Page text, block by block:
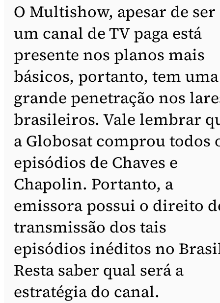
O Multishow, apesar de ser
um canal de TV paga está
presente nos planos mais
básicos, portanto, tem uma
grande penetração nos
brasileiros. Vale lembrar
a Globosat comprou todos
episódios de Chaves e
Chapolin. Portanto, a
emissora possui o direito
transmissão dos tais
episódios inéditos no
Resta saber qual será a
estratégia do canal.